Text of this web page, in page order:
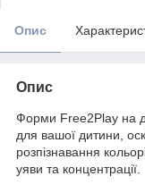
Опис
Опис
Форми Free2Play на
для вашої дитини,
розпізнавання
уяви та концентрації.